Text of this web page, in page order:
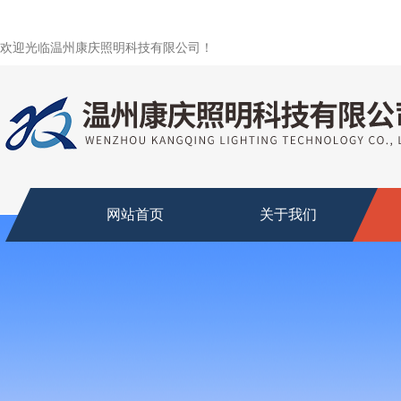
欢迎光临温州康庆照明科技有限公司！
网站首页 关于我们